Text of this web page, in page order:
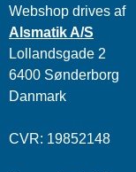
Webshop drives af
Alsmatik A/S
Lollandsgade 2
6400 Sønderborg
Danmark
CVR: 19852148